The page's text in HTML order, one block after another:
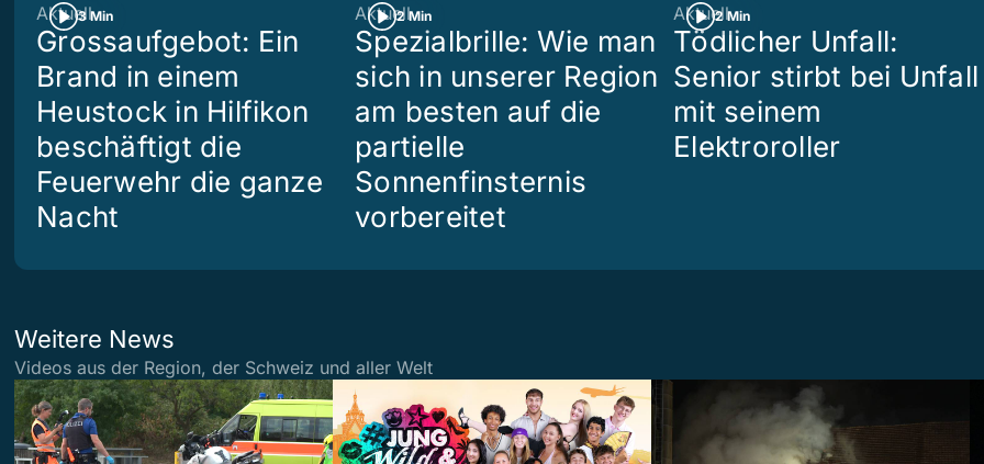
3 Min
Aktuell
Grossaufgebot: Ein
Brand in einem
Heustock in Hilfikon
beschäftigt die
Feuerwehr die ganze
Nacht
2 Min
Aktuell
Spezialbrille: Wie man
sich in unserer Region
am besten auf die
partielle
Sonnenfinsternis
vorbereitet
2 Min
Aktuell
Tödlicher Unfall:
Senior stirbt bei Unfall
mit seinem
Elektroroller
Weitere News
Videos aus der Region, der Schweiz und aller Welt